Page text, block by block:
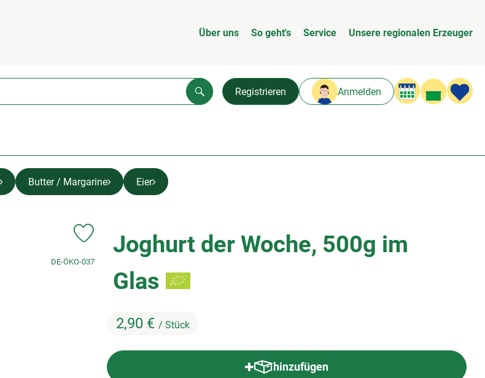
Über uns So geht's Service Unsere regionalen Erzeuger
Registrieren Anmelden
Suchen
Butter / Margarine Eier
Joghurt der Woche, 500g im
Glas
2,90 € / Stück
Produkt zu Favouriten hinzufügen
, Kontrollstelle:
DE-ÖKO-037
hinzufügen
Produkt zum Warenkorb hinzufügen